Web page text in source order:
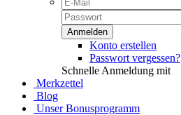
Konto erstellen
Passwort vergessen?
Schnelle Anmeldung mit
Merkzettel
Blog
Unser Bonusprogramm